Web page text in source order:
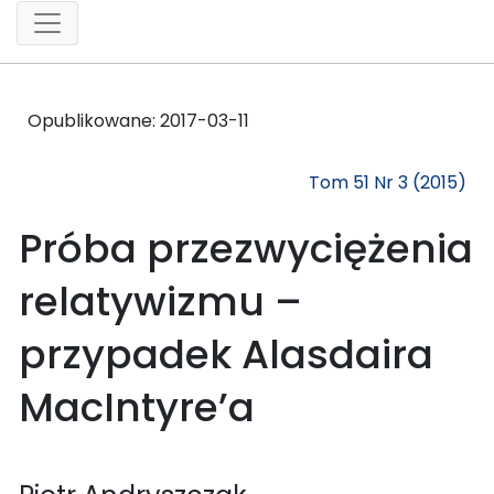
Opublikowane: 2017-03-11
Tom 51 Nr 3 (2015)
Próba przezwyciężenia
relatywizmu –
przypadek Alasdaira
MacIntyre’a